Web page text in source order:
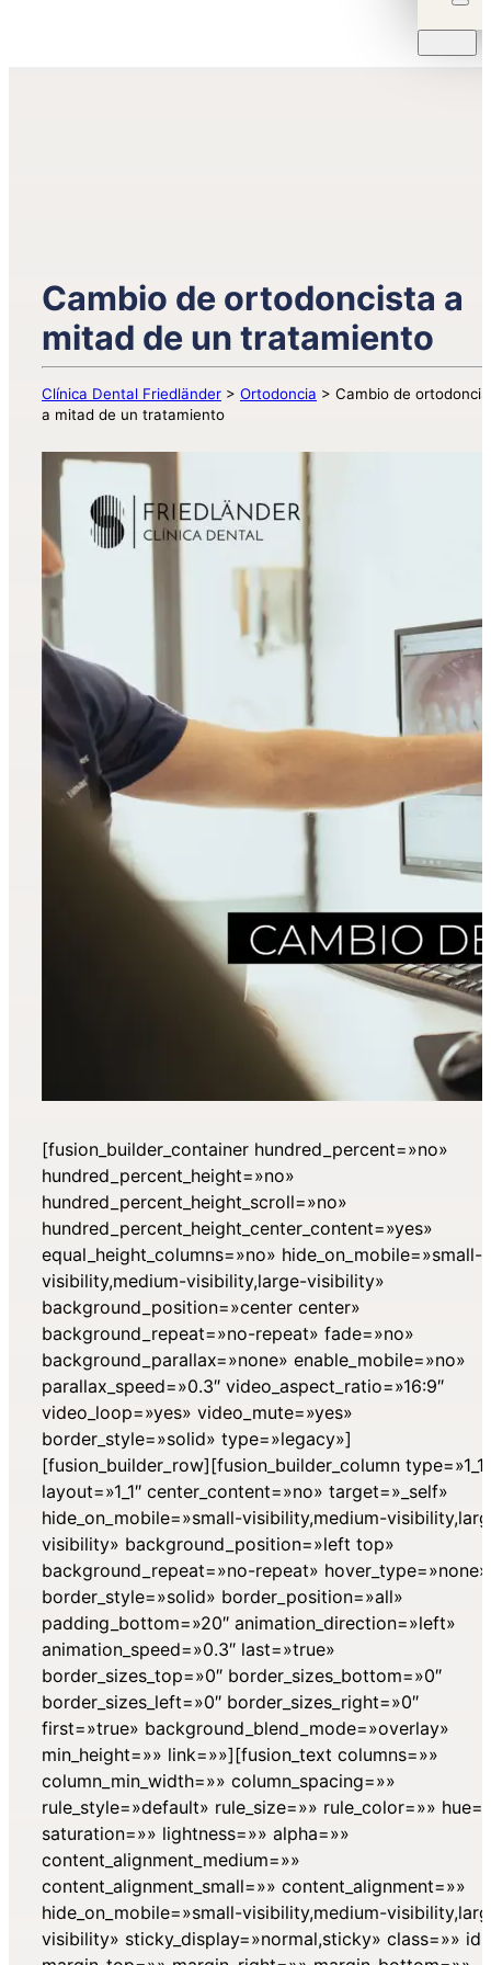
Cambio de ortodoncista a
mitad de un tratamiento
Clínica Dental Friedländer > Ortodoncia > Cambio de
a mitad de un tratamiento
[fusion_builder_container hundred_percent=»no»
hundred_percent_height=»no»
hundred_percent_height_scroll=»no»
hundred_percent_height_center_content=»yes»
equal_height_columns=»no» hide_on_mobile=»small-
visibility,medium-visibility,large-visibility»
background_position=»center center»
background_repeat=»no-repeat» fade=»no»
background_parallax=»none» enable_mobile=»no»
parallax_speed=»0.3″ video_aspect_ratio=»16:9″
video_loop=»yes» video_mute=»yes»
border_style=»solid» type=»legacy»]
[fusion_builder_row][fusion_builder_column type=»1_1″
layout=»1_1″ center_content=»no» target=»_self»
hide_on_mobile=»small-visibility,medium-
visibility» background_position=»left top»
background_repeat=»no-repeat» hover_type=»none»
border_style=»solid» border_position=»all»
padding_bottom=»20″ animation_direction=»left»
animation_speed=»0.3″ last=»true»
border_sizes_top=»0″ border_sizes_bottom=»0″
border_sizes_left=»0″ border_sizes_right=»0″
first=»true» background_blend_mode=»overlay»
min_height=»» link=»»][fusion_text columns=»»
column_min_width=»» column_spacing=»»
rule_style=»default» rule_size=»» rule_color=»»
saturation=»» lightness=»» alpha=»»
content_alignment_medium=»»
content_alignment_small=»» content_alignment=»»
hide_on_mobile=»small-visibility,medium-
visibility» sticky_display=»normal,sticky» class=»»